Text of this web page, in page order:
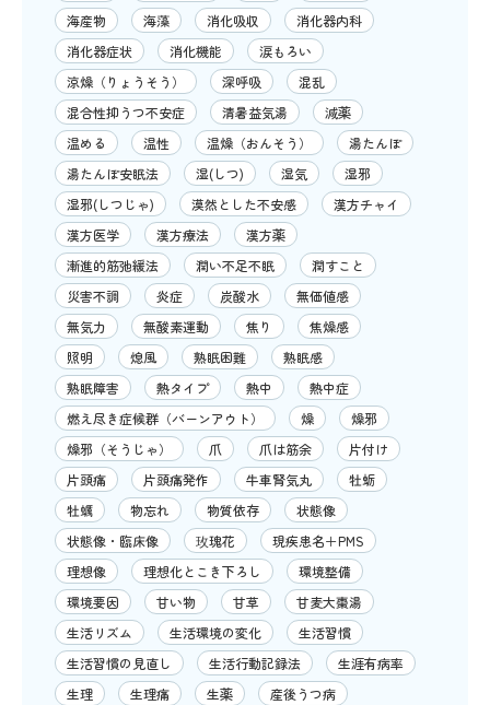
海産物
海藻 消化吸収
消化器内科
消化器症状
消化機能
涙もろい
涼燥（りょうそう）
深呼吸
混乱
混合性抑うつ不安症
清暑益気湯
減薬
温める
温性 温燥（おんそう）
湯たんぽ
湯たんぽ安眠法
湿(しつ) 湿気
湿邪
湿邪(しつじゃ)
漠然とした不安感
漢方チャイ
漢方医学
漢方療法
漢方薬
漸進的筋弛緩法
潤い不足不眠
潤すこと
災害不調
炎症 炭酸水
無価値感
無気力
無酸素運動 焦り
焦燥感
照明
熄風 熟眠困難
熟眠感
熟眠障害
熱タイプ 熱中
熱中症
燃え尽き症候群（バーンアウト）
燥
燥邪
燥邪（そうじゃ）
爪 爪は筋余
片付け
片頭痛
片頭痛発作 牛車腎気丸
牡蛎
牡蠣
物忘れ 物質依存
状態像
状態像・臨床像
玫瑰花
現疾患名＋PMS
理想像
理想化とこき下ろし
環境整備
環境要因
甘い物 甘草
甘麦大棗湯
生活リズム
生活環境の変化
生活習慣
生活習慣の見直し
生活行動記録法
生涯有病率
生理
生理痛 生薬
産後うつ病